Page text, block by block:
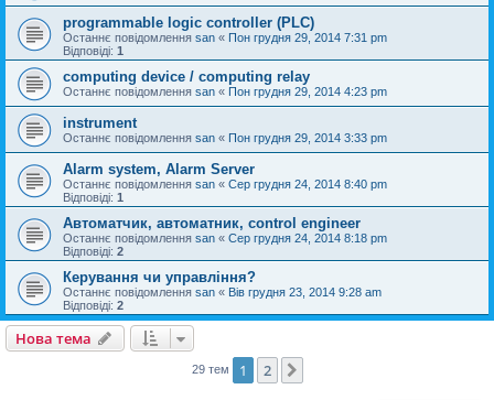
programmable logic controller (PLC)
Останнє повідомлення san « Пон грудня 29, 2014 7:31 pm
Відповіді: 1
computing device / computing relay
Останнє повідомлення san « Пон грудня 29, 2014 4:23 pm
instrument
Останнє повідомлення san « Пон грудня 29, 2014 3:33 pm
Alarm system, Alarm Server
Останнє повідомлення san « Сер грудня 24, 2014 8:40 pm
Відповіді: 1
Автоматчик, автоматник, control engineer
Останнє повідомлення san « Сер грудня 24, 2014 8:18 pm
Відповіді: 2
Керування чи управління?
Останнє повідомлення san « Вів грудня 23, 2014 9:28 am
Відповіді: 2
Нова тема
29 тем 1 2